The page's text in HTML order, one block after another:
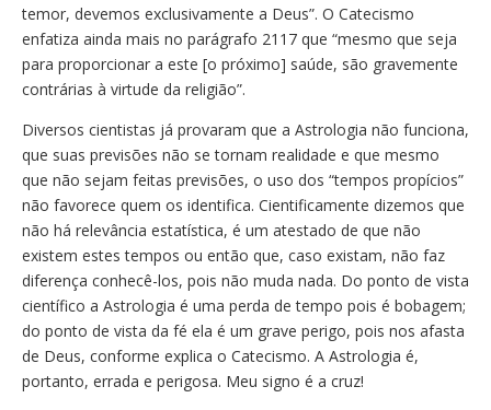
temor, devemos exclusivamente a Deus”. O Catecismo
enfatiza ainda mais no parágrafo 2117 que “mesmo que seja
para proporcionar a este [o próximo] saúde, são gravemente
contrárias à virtude da religião”.
Diversos cientistas já provaram que a Astrologia não funciona,
que suas previsões não se tornam realidade e que mesmo
que não sejam feitas previsões, o uso dos “tempos propícios”
não favorece quem os identifica. Cientificamente dizemos que
não há relevância estatística, é um atestado de que não
existem estes tempos ou então que, caso existam, não faz
diferença conhecê-los, pois não muda nada. Do ponto de vista
científico a Astrologia é uma perda de tempo pois é bobagem;
do ponto de vista da fé ela é um grave perigo, pois nos afasta
de Deus, conforme explica o Catecismo. A Astrologia é,
portanto, errada e perigosa. Meu signo é a cruz!